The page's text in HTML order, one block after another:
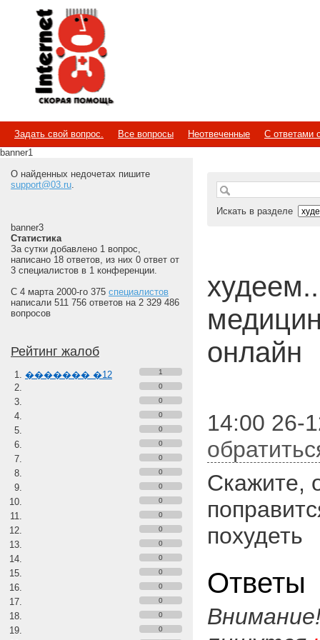
Internet
Скорая помощь
Задать свой вопрос. Все вопросы Неотвеченные
С ответами
banner1
О найденных недочетах пишите
support@03.ru.
banner3
Статистика
За сутки добавлено 1 вопрос,
написано 18 ответов, из них 0 ответ от
3 специалистов в 1 конференции.
С 4 марта 2000-го 375 специалистов
написали 511 756 ответов на 2 329 486
вопросов
Рейтинг жалоб
������� �12
1
0
0
0
0
0
0
0
0
0
0
0
0
0
0
0
0
0
0
Искать в разделе
онлайн
14:00 26-
Скажите,
похудеть
Ответы